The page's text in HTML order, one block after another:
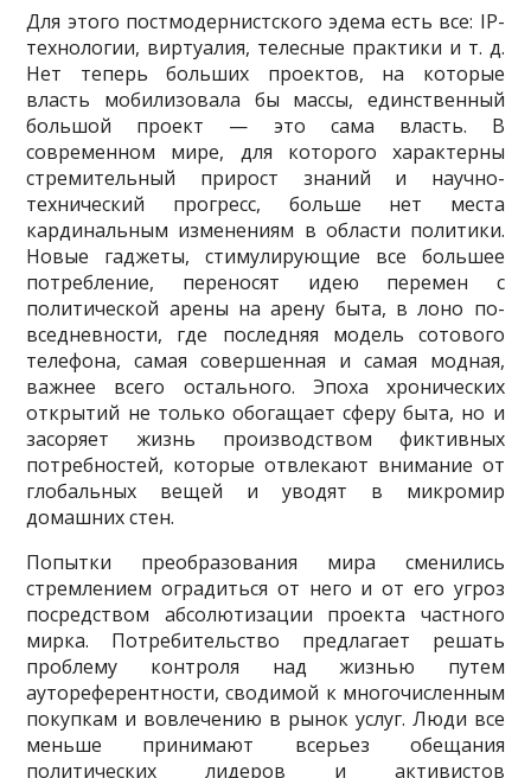
Для этого постмодернистского эдема есть все: IP-
технологии, виртуалия, телесные практики и т. д.
Нет теперь больших проектов, на которые
власть мобилизовала бы массы, единственный
большой проект — это сама власть. В
современном мире, для которого харак­терны
стремительный прирост знаний и научно-
технический прогресс, больше нет места
кардинальным изменениям в области политики.
Новые гаджеты, стимулирующие все боль­шее
потребление, переносят идею перемен с
политической арены на арену быта, в лоно по­
вседневности, где последняя модель сотового
телефона, самая совершенная и самая мод­ная,
важнее всего остального. Эпоха хронических
открытий не только обогащает сферу быта, но и
засоряет жизнь производством фиктивных
потребностей, которые отвлекают внимание от
глобальных вещей и уводят в микромир
домашних стен.
Попытки преобразования мира сменились
стремлением оградиться от него и от его угроз
посредством абсолютизации проекта частного
мирка. Потребительство предлагает ре­шать
проблему контроля над жизнью путем
аутореферентности, сводимой к многочислен­ным
покупкам и вовлечению в рынок услуг. Люди все
меньше принимают всерьез обещания
политических лидеров и активистов